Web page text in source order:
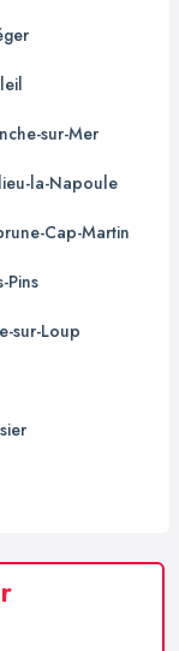
sur-Mer
la-Napoule
Cap-Martin
Pins
sur-Loup